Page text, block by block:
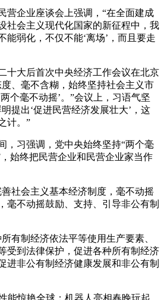
企业座谈会上强调，“在全面建成
社会主义现代化国家的新征程中，我
能弱化，不仅不能‘离场’，而且要走
大后首次中央经济工作会议在北京
、毫不含糊，始终坚持社会主义市
个毫不动摇’。”会议上，习语气坚
提出‘促进民营经济发展壮大’，这
计。”
习强调，党中央始终坚持“两个毫
始终把民营企业和民营企业家当作
会主义基本经济制度，毫不动摇
毫不动摇鼓励、支持、引导非公有制
制经济依法平等使用生产要素、
受到法律保护，促进各种所有制经济
进非公有制经济健康发展和非公有制